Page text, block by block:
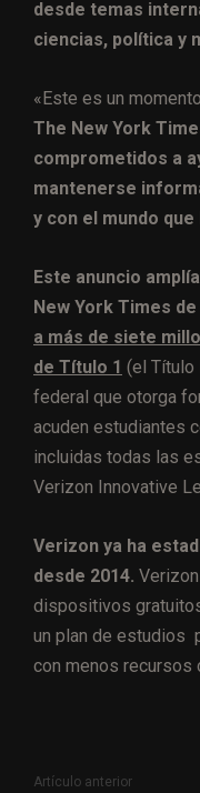
desde temas
ciencias, política y
«Este es un
The New York
comprometidos a
mantenerse
y con el mundo que
Este anuncio
New York Times de
a más de siete
de Título 1 (el Título
federal que otorga
acuden estudiantes
incluidas todas las
Verizon Innovative
Verizon ya ha
desde 2014.
dispositivos
un plan de estudios
con menos recursos
Artículo anterior